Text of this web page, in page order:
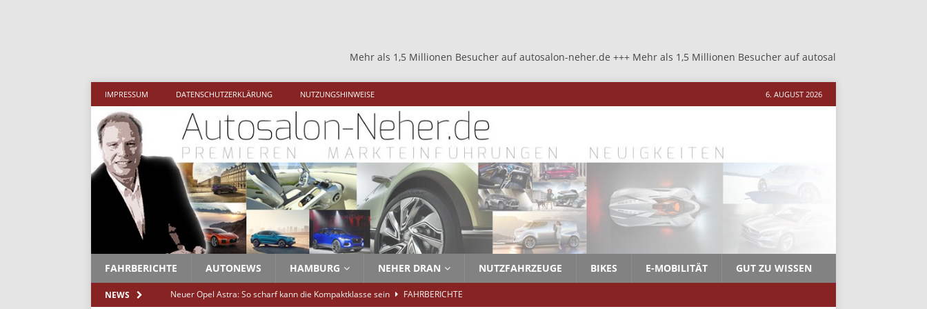
Mehr als 1,5 Millionen Besucher auf autosalon-neher.de +++ Mehr als 1,5 Millionen Besucher auf autosalon-neher.de +++ Mehr als 1,5
IMPRESSUM DATENSCHUTZERKLÄRUNG NUTZUNGSHINWEISE 6. AUGUST 2026
FAHRBERICHTE AUTONEWS HAMBURG NEHER DRAN NUTZFAHRZEUGE BIKES E-MOBILITÄT GUT ZU WISSEN
NEWS Neuer Opel Astra: So scharf kann die Kompaktklasse sein
FAHRBERICHTE